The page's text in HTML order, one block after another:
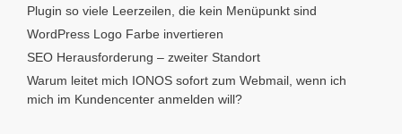
Plugin so viele Leerzeilen, die kein Menüpunkt sind
WordPress Logo Farbe invertieren
SEO Herausforderung – zweiter Standort
Warum leitet mich IONOS sofort zum Webmail, wenn ich
mich im Kundencenter anmelden will?